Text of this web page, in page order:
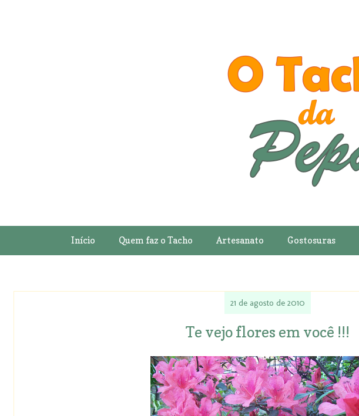
Início Quem faz o Tacho Artesanato Gostosuras
21 de agosto de 2010
Te vejo flores em você !!!